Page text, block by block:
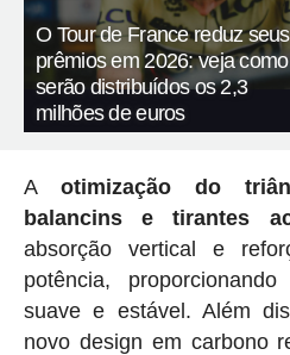
O Tour de France reduz seus
prêmios em 2026: veja como
serão distribuídos os 2,3
milhões de euros
A otimização do
balancins e tirantes
absorção vertical e
potência,
suave e estável. Além
novo design em carbono